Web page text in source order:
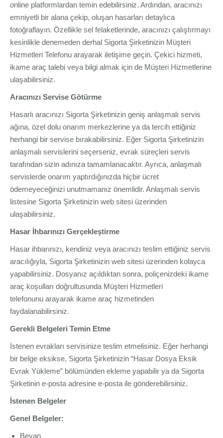
online platformlardan temin edebilirsiniz. Ardından, aracınızı
emniyetli bir alana çekip, oluşan hasarları detaylıca
fotoğraflayın. Özellikle sel felaketlerinde, aracınızı çalıştırmayı
kesinlikle denemeden derhal Sigorta Şirketinizin Müşteri
Hizmetleri Telefonu arayarak iletişime geçin. Çekici hizmeti,
ikame araç talebi veya bilgi almak için de Müşteri Hizmetlerine
ulaşabilirsiniz.
Aracınızı Servise Götürme
Hasarlı aracınızı Sigorta Şirketinizin geniş anlaşmalı servis
ağına, özel dolu onarım merkezlerine ya da tercih ettiğiniz
herhangi bir servise bırakabilirsiniz. Eğer Sigorta Şirketinizin
anlaşmalı servislerini seçerseniz, evrak süreçleri servis
tarafından sizin adınıza tamamlanacaktır. Ayrıca, anlaşmalı
servislerde onarım yaptırdığınızda hiçbir ücret
ödemeyeceğinizi unutmamanız önemlidir. Anlaşmalı servis
listesine Sigorta Şirketinizin web sitesi üzerinden
ulaşabilirsiniz.
Hasar İhbarınızı Gerçekleştirme
Hasar ihbarınızı, kendiniz veya aracınızı teslim ettiğiniz servis
aracılığıyla, Sigorta Şirketinizin web sitesi üzerinden kolayca
yapabilirsiniz. Dosyanız açıldıktan sonra, poliçenizdeki ikame
araç koşulları doğrultusunda Müşteri Hizmetleri
telefonunu arayarak ikame araç hizmetinden
faydalanabilirsiniz.
Gerekli Belgeleri Temin Etme
İstenen evrakları servisinize teslim etmelisiniz. Eğer herhangi
bir belge eksikse, Sigorta Şirketinizin “Hasar Dosya Eksik
Evrak Yükleme” bölümünden ekleme yapabilir ya da Sigorta
Şirketinin e-posta adresine e-posta ile gönderebilirsiniz.
İstenen Belgeler
Genel Belgeler:
Beyan